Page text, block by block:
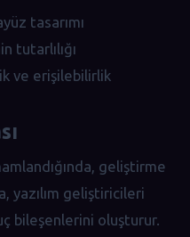
tasarımı
tutarlılığı
ve erişilebilirlik
geliştirme
yazılım geliştiricileri
bileşenlerini oluşturur.